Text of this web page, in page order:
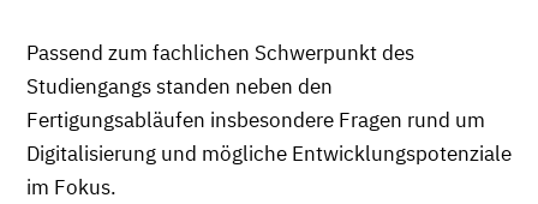
Passend zum fachlichen Schwerpunkt des
Studiengangs standen neben den
Fertigungsabläufen insbesondere Fragen rund um
Digitalisierung und mögliche Entwicklungspotenziale
im Fokus.